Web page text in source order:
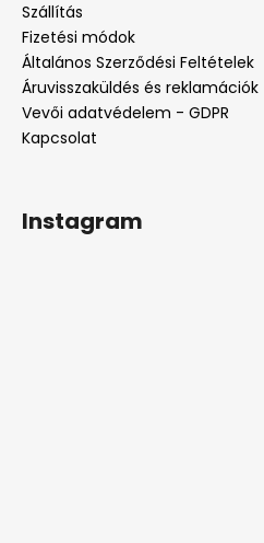
Szállítás
Fizetési módok
Általános Szerződési Feltételek
Áruvisszaküldés és reklamációk
Vevői adatvédelem - GDPR
Kapcsolat
Instagram